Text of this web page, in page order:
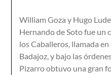
William Goza y Hugo
Hernando de Soto fue un
los Caballeros, llamada
Badajoz, y bajo las
Pizarro obtuvo una gran